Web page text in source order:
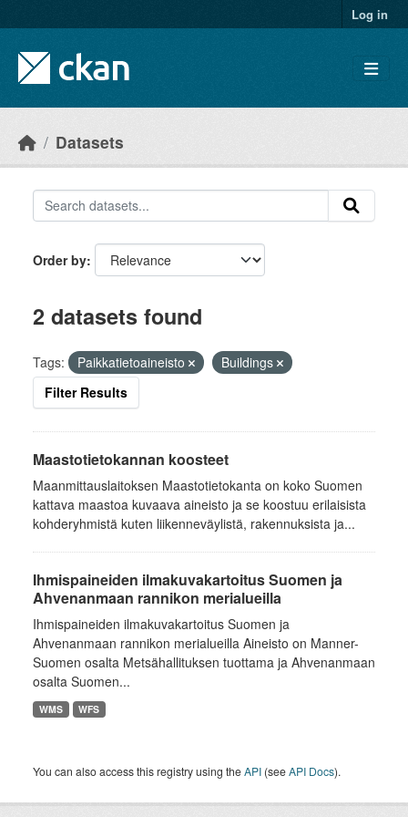
Log in
Datasets
Order by
2 datasets found
Tags: Paikkatietoaineisto
Buildings
Filter Results
Maastotietokannan koosteet
Maanmittauslaitoksen Maastotietokanta on koko Suomen
kattava maastoa kuvaava aineisto ja se koostuu erilaisista
kohderyhmistä kuten liikenneväylistä, rakennuksista ja...
Ihmispaineiden ilmakuvakartoitus Suomen ja
Ahvenanmaan rannikon merialueilla
Ihmispaineiden ilmakuvakartoitus Suomen ja
Ahvenanmaan rannikon merialueilla Aineisto on Manner-
Suomen osalta Metsähallituksen tuottama ja Ahvenanmaan
osalta Suomen...
WMS WFS
You can also access this registry using theAPI (seeAPI Docs).